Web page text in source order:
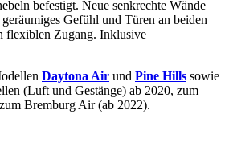
befestigt. Neue senkrechte Wände
Gefühl und Türen an beiden
flexiblen Zugang. Inklusive
Daytona Air und Pine Hills sowie
(Luft und Gestänge) ab 2020, zum
Bremburg Air (ab 2022).